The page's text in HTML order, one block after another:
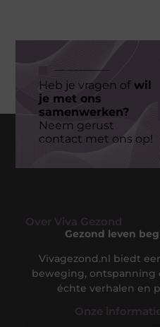
Heb je vragen ofwil
je met ons
samenwerken?
Neem gerust
contact met ons op!
Over Viva Gezond
Gezond leven
Vivagezond.nl biedt
beweging, ontspanning
échte verhalen en
Onze